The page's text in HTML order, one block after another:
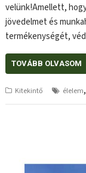
velünk!Amellett,
jövedelmet és
termékenységét,
TOVÁBB OLVASOM
Kitekintő élelem,